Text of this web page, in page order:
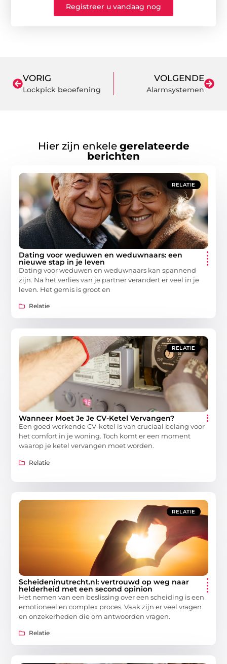
Registreer u vandaag nog
VORIG
Lockpick beoefening
VOLGENDE
Alarmsystemen
Hier zijn enkele gerelateerde
berichten
RELATIE
Dating voor weduwen en weduwnaars: een
nieuwe stap in je leven
Dating voor weduwen en weduwnaars kan spannend
zijn. Na het verlies van je partner verandert er veel in je
leven. Het gemis is groot en
Relatie
RELATIE
Wanneer Moet Je Je CV-Ketel Vervangen?
Een goed werkende CV-ketel is van cruciaal belang voor
het comfort in je woning. Toch komt er een moment
waarop je ketel vervangen moet worden.
Relatie
RELATIE
Scheideninutrecht.nl: vertrouwd op weg naar
helderheid met een second opinion
Het nemen van een beslissing over een scheiding is een
emotioneel en complex proces. Vaak zijn er veel vragen
en onzekerheden die om antwoorden vragen.
Relatie